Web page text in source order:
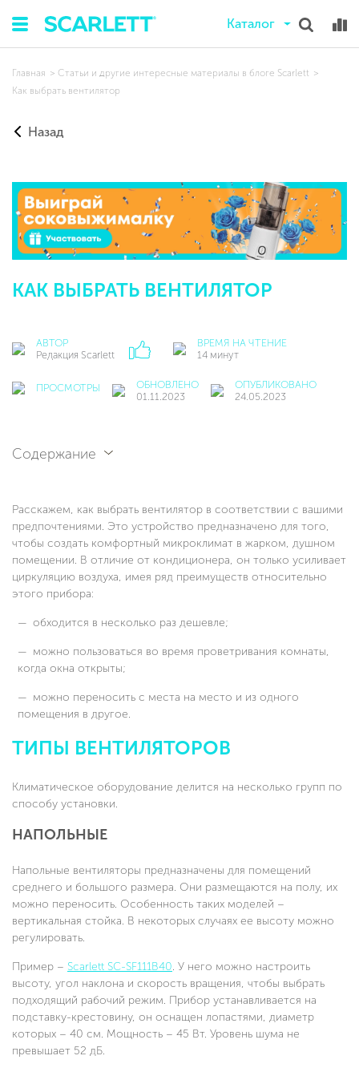
Каталог
Главная
Статьи и другие интересные материалы в блоге Scarlett
Как выбрать вентилятор
Назад
КАК ВЫБРАТЬ ВЕНТИЛЯТОР
АВТОР
Редакция Scarlett
ВРЕМЯ НА ЧТЕНИЕ
14 минут
ПРОСМОТРЫ
ОБНОВЛЕНО
01.11.2023
ОПУБЛИКОВАНО
24.05.2023
Содержание
Расскажем, как выбрать вентилятор в соответствии с вашими
предпочтениями. Это устройство предназначено для того,
чтобы создать комфортный микроклимат в жарком, душном
помещении. В отличие от кондиционера, он только усиливает
циркуляцию воздуха, имея ряд преимуществ относительно
этого прибора:
обходится в несколько раз дешевле;
можно пользоваться во время проветривания комнаты,
когда окна открыты;
можно переносить с места на место и из одного
помещения в другое.
ТИПЫ ВЕНТИЛЯТОРОВ
Климатическое оборудование делится на несколько групп по
способу установки.
НАПОЛЬНЫЕ
Напольные вентиляторы предназначены для помещений
среднего и большого размера. Они размещаются на полу, их
можно переносить. Особенность таких моделей –
вертикальная стойка. В некоторых случаях ее высоту можно
регулировать.
Пример – Scarlett SC-SF111B40. У него можно настроить
высоту, угол наклона и скорость вращения, чтобы выбрать
подходящий рабочий режим. Прибор устанавливается на
подставку-крестовину, он оснащен лопастями, диаметр
которых – 40 см. Мощность – 45 Вт. Уровень шума не
превышает 52 дБ.